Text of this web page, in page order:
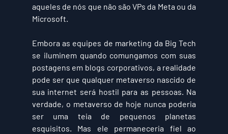
aqueles de nós que não são VPs da Meta ou da
Microsoft.
Embora as equipes de marketing da Big Tech
se iluminem quando comungamos com suas
postagens em blogs corporativos, a realidade
pode ser que qualquer metaverso nascido de
sua internet será hostil para as pessoas. Na
verdade, o metaverso de hoje nunca poderia
ser uma teia de pequenos planetas
esquisitos. Mas ele permaneceria fiel ao